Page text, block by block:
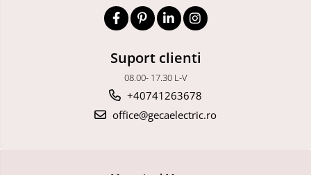
Suport clienti
08.00- 17.30 L-V
+40741263678
office@gecaelectric.ro